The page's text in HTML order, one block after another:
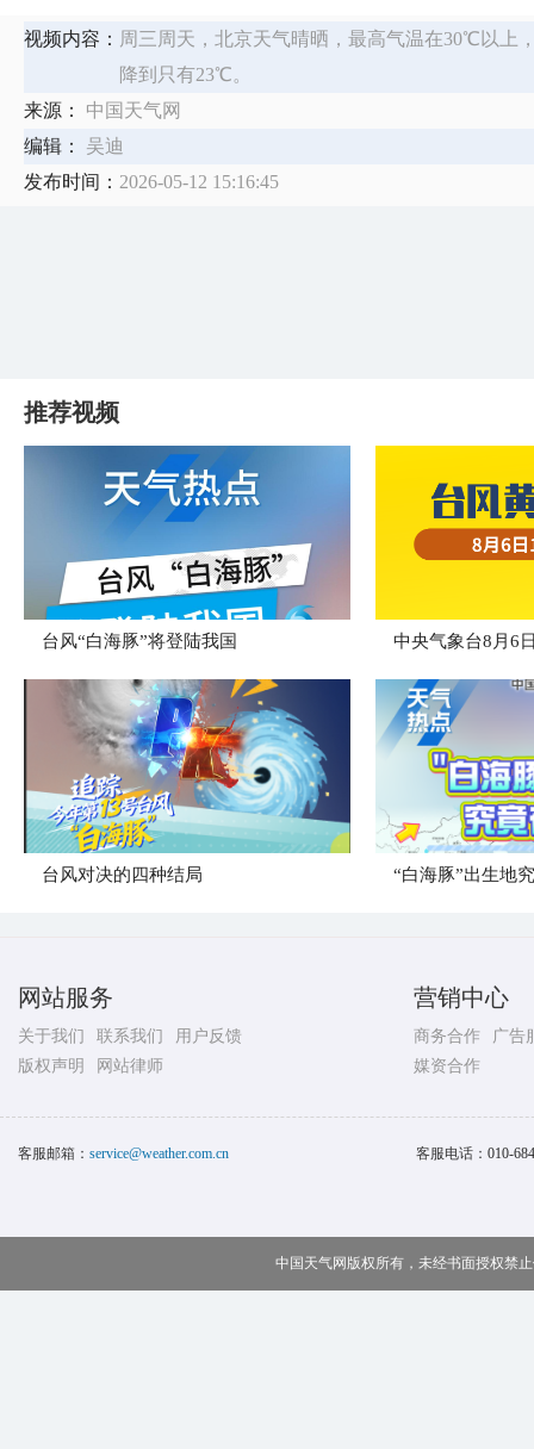
视频内容： 周三周天，北京天气晴晒，最高气温在30℃以上
降到只有23℃。
来源：
中国天气网
编辑：
吴迪
发布时间： 2026-05-12 15:16:45
推荐视频
台风“白海豚”将登陆我国
台风对决的四种结局 “白海豚”出生地
网站服务
关于我们 联系我们
用户反馈
版权声明
网站律师
营销中心
商务合作
广告
媒资合作
客服邮箱： service@weather.com.cn 客服电话： 010-
中国天气网版权所有，未经书面授权